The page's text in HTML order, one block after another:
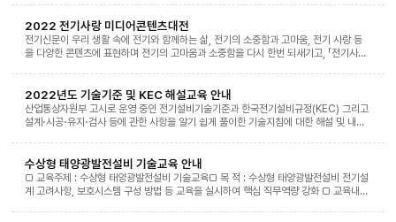
혁신은 세계의 주목을 받고 있는 관심사로 거듭나고 있습니다. 에너지 산업을 전망하고
탄소 중립을 실천하기 위한 2022미래에너지포럼에는 국내 에너지 업계 리더와 전문가
들이 참석할 예정입니다. ● 행 사 명 : 2022 미래에너지포럼 (제10회)● 주 제 : 에너
지 안보와 탄소중립● 주 최 : 조선비즈● 일 시 : 2022년 7월 6일(수)● 장 소 : 서울
소공동 웨스틴 조선호텔 1층, 그랜드볼룸
http://sp.electimes.com ● 참가방법 : 홈페이지를 통한 온라인 접수 (발표시간 7
분 이내 원고 접수) ● 스피치 주제 : 전력·에너지산업 발전을 위한 국민 제안1. 안정적인
전력공급을 뒷받침하는 미래형 전력망 구축 / 전력설비 전자파에 대한 오해와 진실 / 국
민수용성을 높이면서 효율적인 전력망 구축 방안 제시2. 탄소중립 달성을 위한 에너지
전략 / 탄소중립을 목표로 한 재생에너지와 원전의 조화 방안 등3. 친환경적이고 경제적
인 ‘수소 선도국가’가 되기 위한 정책적 방안 / 안정적인 청정수소 확보를 위한 공급망 제
시4. 효율적인 전기사용을 위한 정책 제언 / 효율적인 전력에너지 창출을 위한 전력공기
업의 ESG경영 방안5. 우리 생활에서 체험하는 전기의 가치 / 전기와 관련된 자유주제※
최종 주제는 일부 조정될 수 있음 ● 시상내역 ▲ 대상(1명) 상금 300만원, 산업부장관
상 ▲ 최우수상(2명) 200만원, 한전사장상 ▲ 우수상(2명) 100만원, 전력·에너지업계
기관장상 ▲ 장려상(3명) 50만원, 신문사 사장상 ▲ 입선(8명) 15만원, 신문사 사장상
※ 상기 시상 내역은 변경될 수 있음 ● 문의처 : 전기사랑 스피치대회 사무국(02-
2168-1318) ● 2021 스피치대회 결선대회 유튜브 영상 :
www.youtube.com/watch?v=I5Jc3WtHltU&t
2022 전기사랑 미디어콘텐츠대전
전기신문이 우리 생활 속에 전기와 함께하는 삶, 전기의 소중함과 고마움, 전기 사랑 등
을 다양한 콘텐츠에 표현하며 전기의 고마움과 소중함을 다시 한번 되새기고, 「전기사랑!
가대상 : 대한민국 국민 ● 접수기간 : 2022. 4. 4(월) ~ 2022. 5. 27(금) ● 응모분
야 : 사진 / 웹툰 / 광고디자인 / 동영상 ● 홈페이지 : pt.electimes.com ● 참가방법
: 홈페이지를 통한 온라인 접수 ● 공모주제 : 내 삶과 함께하는 전기 ● 응모소재 : - 사
함과 생활 속에 함께하는 전기 등을 스토리로 구성한 8컷 이상의 완성된 단편작 - 광고
디자인 : 전기의 소중함과 생활 속에 함께하는 전기 등을 컨셉으로 한 인쇄 광고(신문, 잡
지) 등 - 동영상 : 전기와 관련된 자유주제의 광고, 영화, 1인 방송 등 3분 이내의 영상물
※ 최종 주제는 후원기관과의 협의를 통해 일부 조정 및 결정될 수 있음 ● 시상내역 - 대
상(작품수 1) : 산업통상자원부 장관상 / 300만원 - 최우수상(작품수 3) : 전기공사협
회 회장상, 서울예대 총장상 / 100만원 - 우수상(작품수 2) : LH 사장상 / 50만원 - 특
2022년도 기술기준 및 KEC 해설교육 안내
산업통상자원부 고시로 운영 중인 전기설비기술기준과 한국전기설비규정(KEC) 그리고
설계⋅시공⋅유지⋅검사 등에 관한 사항을 알기 쉽게 풀이한 기술지침에 대한 해설 및 내진
로 113, 대한전기협회 / 온라인 □ 수료증 발급◦ 지자체 공무원 상시학습 교육인정 : 교
육수료시간◦ 한국기술사회 교육학점 인정 : 1.0학점/1시간당◦ 교육시간 80%이상 출석
조건을 만족해야 수료됨.(미달 시 이수처리) □ 접수 및 문의◦ 기술기준처 사업전략팀 교
육담당자 TEL(02-2223-3674), FAX(02-2223-3719), E-Mail(
kec@kea.kr)
수상형 태양광발전설비 기술교육 안내
□ 교육주제 : 수상형 태양광발전설비 기술교육□ 목 적 : 수상형 태양광발전설비 전기설
계 고려사항, 보호시스템 구성 방법 등 교육을 실시하여 핵심 직무역량 강화 □ 교육내